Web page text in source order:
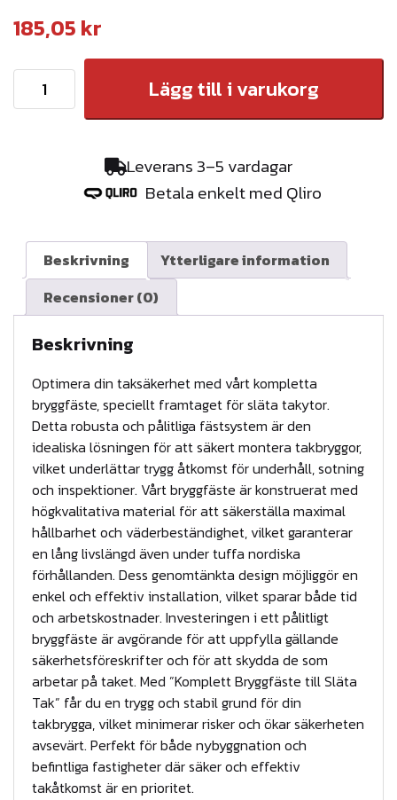
185,05 kr
o
Lägg till i varukorg
Leverans 3–5 vardagar
Betala enkelt med Qliro
Beskrivning
Ytterligare information
Recensioner (0)
Beskrivning
Optimera din taksäkerhet med vårt kompletta
bryggfäste, speciellt framtaget för släta takytor.
Detta robusta och pålitliga fästsystem är den
idealiska lösningen för att säkert montera takbryggor,
vilket underlättar trygg åtkomst för underhåll, sotning
och inspektioner. Vårt bryggfäste är konstruerat med
högkvalitativa material för att säkerställa maximal
hållbarhet och väderbeständighet, vilket garanterar
en lång livslängd även under tuffa nordiska
förhållanden. Dess genomtänkta design möjliggör en
enkel och effektiv installation, vilket sparar både tid
och arbetskostnader. Investeringen i ett pålitligt
bryggfäste är avgörande för att uppfylla gällande
säkerhetsföreskrifter och för att skydda de som
arbetar på taket. Med ”Komplett Bryggfäste till Släta
Tak” får du en trygg och stabil grund för din
takbrygga, vilket minimerar risker och ökar säkerheten
avsevärt. Perfekt för både nybyggnation och
befintliga fastigheter där säker och effektiv
takåtkomst är en prioritet.